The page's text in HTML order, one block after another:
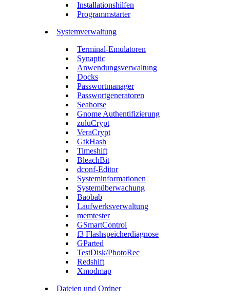
Installationshilfen
Programmstarter
Systemverwaltung
Terminal-Emulatoren
Synaptic
Anwendungsverwaltung
Docks
Passwortmanager
Passwortgeneratoren
Seahorse
Gnome Authentifizierung
zuluCrypt
VeraCrypt
GtkHash
Timeshift
BleachBit
dconf-Editor
Systeminformationen
Systemüberwachung
Baobab
Laufwerksverwaltung
memtester
GSmartControl
f3 Flashspeicherdiagnose
GParted
TestDisk/PhotoRec
Redshift
Xmodmap
Dateien und Ordner